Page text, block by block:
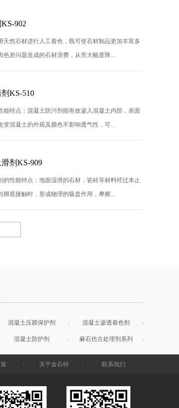
902
天然石材进行人工着色，既可使石材制品更加丰富多
色差问题造成的石材浪费，从而大幅度降...
KS-510
能特点：混凝土防污剂能有效渗入混凝土内部，表面
变混凝土的外观及颜色不影响透气性，可...
剂KS-909
的性能特点：地面湿滑的石材，瓷砖等材料经过本止
脚底接触时，形成物理的吸盘作用，摩擦...
混凝土压膜保护剂 混凝土渗透着色剂
混凝土防护剂 麻石仿古处理剂系列
关于金石特 联系我们